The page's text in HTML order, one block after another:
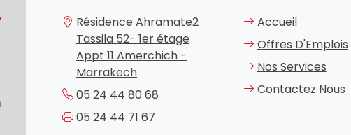
Résidence Ahramate2
Tassila 52- 1er étage
Appt 11 Amerchich -
Marrakech
05 24 44 80 68
05 24 44 71 67
Accueil
Offres D'Emplois
Nos Services
Contactez Nous